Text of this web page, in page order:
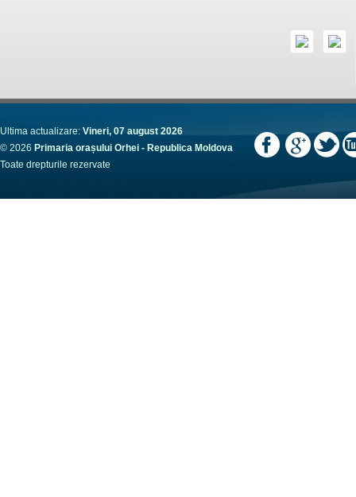
Ultima actualizare: Vineri, 07 august 2026
© 2026 Primaria orașului Orhei - Republica Moldova
Toate drepturile rezervate